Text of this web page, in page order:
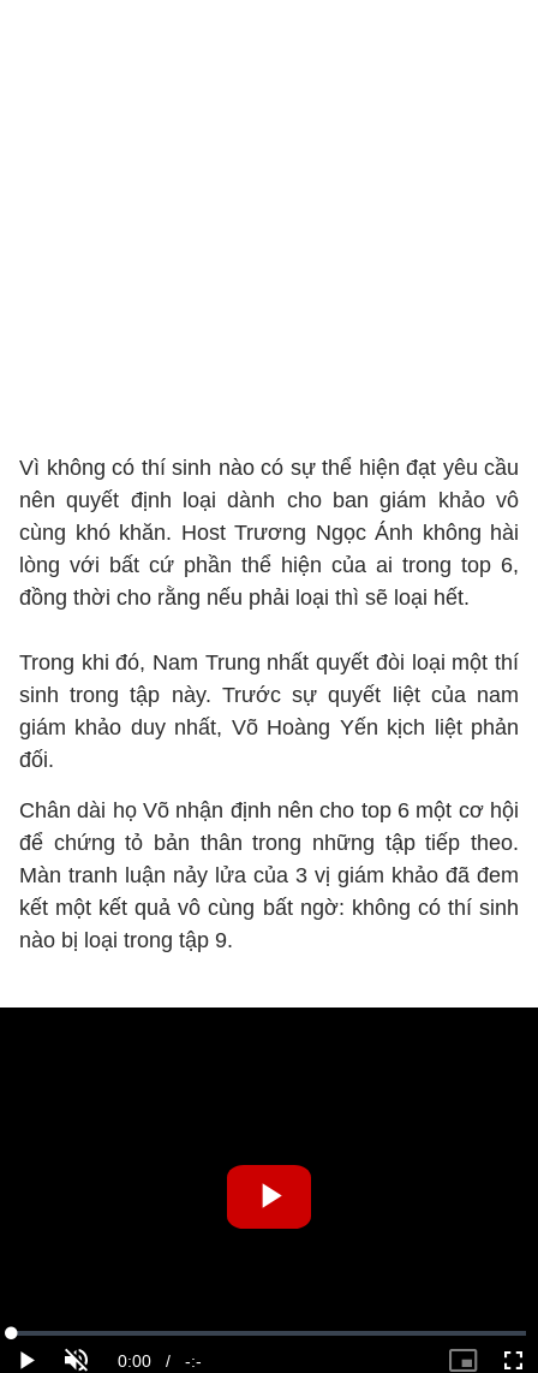
Vì không có thí sinh nào có sự thể hiện đạt yêu cầu
nên quyết định loại dành cho ban giám khảo vô
cùng khó khăn. Host Trương Ngọc Ánh không hài
lòng với bất cứ phần thể hiện của ai trong top 6,
đồng thời cho rằng nếu phải loại thì sẽ loại hết.
Trong khi đó, Nam Trung nhất quyết đòi loại một thí
sinh trong tập này. Trước sự quyết liệt của nam
giám khảo duy nhất, Võ Hoàng Yến kịch liệt phản
đối.
Chân dài họ Võ nhận định nên cho top 6 một cơ hội
để chứng tỏ bản thân trong những tập tiếp theo.
Màn tranh luận nảy lửa của 3 vị giám khảo đã đem
kết một kết quả vô cùng bất ngờ: không có thí sinh
nào bị loại trong tập 9.